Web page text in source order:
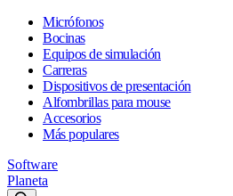
Micrófonos
Bocinas
Equipos de simulación
Carreras
Dispositivos de presentación
Alfombrillas para mouse
Accesorios
Más populares
Software
Planeta